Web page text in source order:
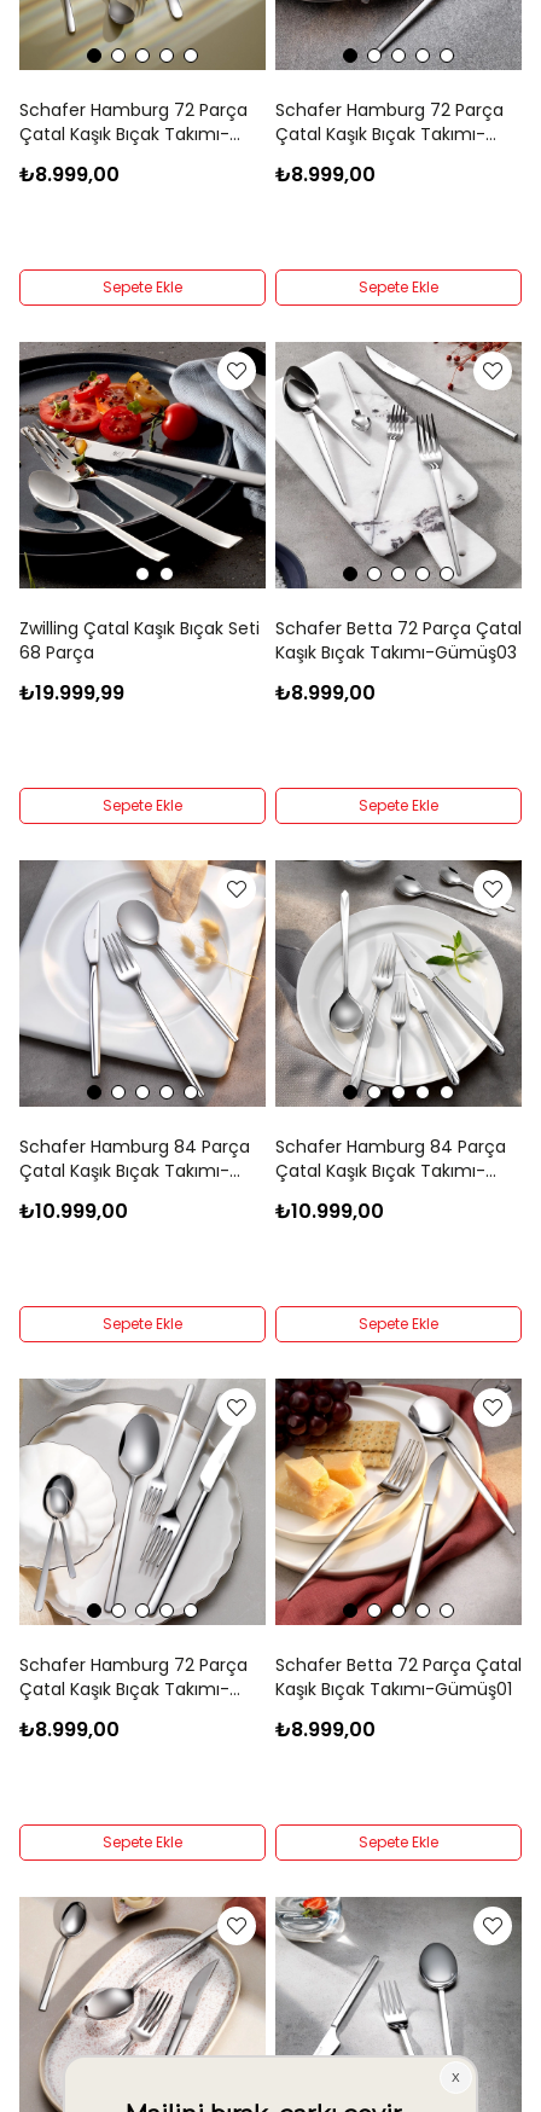
Schafer Hamburg 72 Parça
Çatal Kaşık Bıçak Takımı-
₺8.999,00
Sepete Ekle
Schafer Hamburg 72 Parça
Çatal Kaşık Bıçak Takımı-
₺8.999,00
Sepete Ekle
Zwilling Çatal Kaşık Bıçak Seti
68 Parça
₺19.999,99
Sepete Ekle
Schafer Betta 72 Parça Çatal
Kaşık Bıçak Takımı-Gümüş03
₺8.999,00
Sepete Ekle
Schafer Hamburg 84 Parça
Çatal Kaşık Bıçak Takımı-
₺10.999,00
Sepete Ekle
Schafer Hamburg 84 Parça
Çatal Kaşık Bıçak Takımı-
₺10.999,00
Sepete Ekle
Schafer Hamburg 72 Parça
Çatal Kaşık Bıçak Takımı-
₺8.999,00
Sepete Ekle
Schafer Betta 72 Parça Çatal
Kaşık Bıçak Takımı-Gümüş01
₺8.999,00
Sepete Ekle